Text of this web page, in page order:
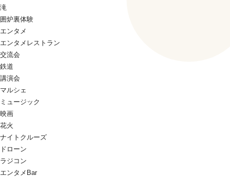
滝
囲炉裏体験
エンタメ
エンタメレストラン
交流会
鉄道
講演会
マルシェ
ミュージック
映画
花火
ナイトクルーズ
ドローン
ラジコン
エンタメBar